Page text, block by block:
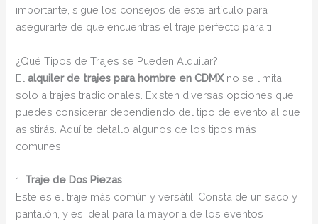
importante, sigue los consejos de este artículo para
asegurarte de que encuentras el traje perfecto para ti.
¿Qué Tipos de Trajes se Pueden Alquilar?
Elalquiler de trajes para hombre en CDMXno se limita
solo a trajes tradicionales. Existen diversas opciones que
puedes considerar dependiendo del tipo de evento al que
asistirás. Aquí te detallo algunos de los tipos más
comunes:
1. Traje de Dos Piezas
Este es el traje más común y versátil. Consta de un saco y
pantalón, y es ideal para la mayoría de los eventos